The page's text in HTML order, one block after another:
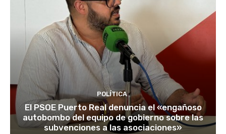
POLÍTICA
El PSOE Puerto Real denuncia el «engañoso
autobombo del equipo de gobierno sobre las
subvenciones a las asociaciones»